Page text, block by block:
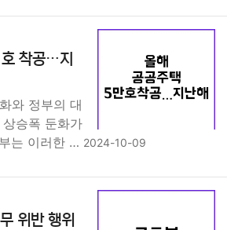
착공…지
와 정부의 대
승폭 둔화가
는 이러한 … 2024-10-09
위반 행위